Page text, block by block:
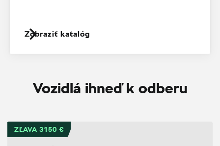
Zobraziť katalóg
Vozidlá ihneď k odberu
ZĽAVA 3150 €